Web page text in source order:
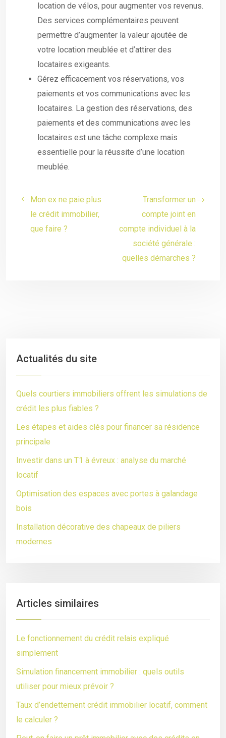
location de vélos, pour augmenter vos revenus.
Des services complémentaires peuvent
permettre d’augmenter la valeur ajoutée de
votre location meublée et d’attirer des
locataires exigeants.
Gérez efficacement vos réservations, vos
paiements et vos communications avec les
locataires. La gestion des réservations, des
paiements et des communications avec les
locataires est une tâche complexe mais
essentielle pour la réussite d’une location
meublée.
Mon ex ne paie plus
le crédit immobilier,
que faire ?
Transformer un
compte joint en
compte individuel à la
société générale :
quelles démarches ?
Actualités du site
Quels courtiers immobiliers offrent les simulations de
crédit les plus fiables ?
Les étapes et aides clés pour financer sa résidence
principale
Investir dans un T1 à évreux : analyse du marché
locatif
Optimisation des espaces avec portes à galandage
bois
Installation décorative des chapeaux de piliers
modernes
Articles similaires
Le fonctionnement du crédit relais expliqué
simplement
Simulation financement immobilier : quels outils
utiliser pour mieux prévoir ?
Taux d’endettement crédit immobilier locatif, comment
le calculer ?